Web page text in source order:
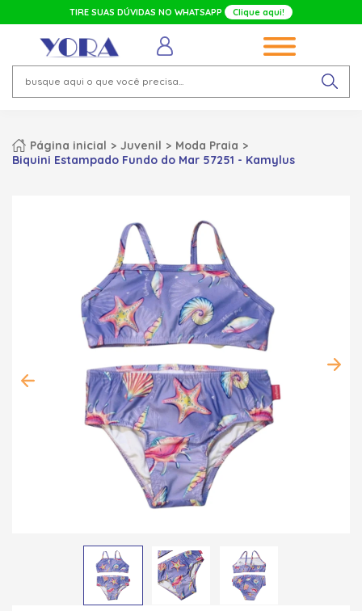
TIRE SUAS DÚVIDAS NO WHATSAPP Clique aqui!
Página inicial Juvenil
Moda Praia
Biquini Estampado Fundo do Mar 57251 - Kamylus